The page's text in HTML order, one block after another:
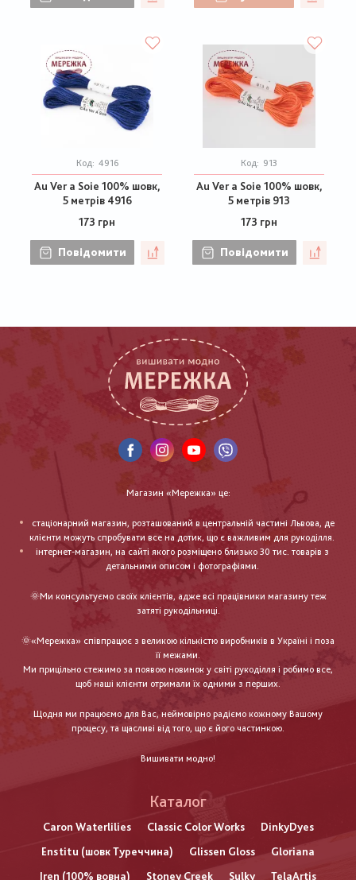
Код: 4916
Au Ver a Soie 100% шовк,
5 метрів 4916
173 грн
Повідомити
Код: 913
Au Ver a Soie 100% шовк,
5 метрів 913
173 грн
Повідомити
Магазин «Мережка» це:
стаціонарний магазин, розташований в центральній частині Львова, де
клієнти можуть спробувати все на дотик, що є важливим для рукоділля.
інтернет-магазин, на сайті якого розміщено близько 30 тис. товарів з
детальними описом і фотографіями.
🌞Ми консультуємо своїх клієнтів, адже всі працівники магазину теж
затяті рукодільниці.
🌞«Мережка» співпрацює з великою кількістю виробників в Україні і поза
її межами.
Ми прицільно стежимо за появою новинок у світі рукоділля і робимо все,
щоб наші клієнти отримали їх одними з перших.
Щодня ми працюємо для Вас, неймовірно радіємо кожному Вашому
процесу, та щасливі від того, що є його частинкою.
Вишивати модно!
Каталог
Caron Waterlilies Classic Color Works
DinkyDyes
Enstitu (шовк Туреччина)
Glissen Gloss
Gloriana
Iren (100% вовна)
Stoney Creek Sulky
TelaArtis